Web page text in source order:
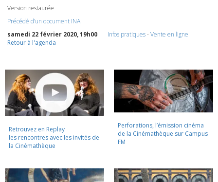
Version restaurée
Précédé d’un document INA
samedi 22 février 2020, 19h00
Infos pratiques-Vente en ligne
Retour à l'agenda
Retrouvez en Replay
les rencontres avec les invités de
la Cinémathèque
Perforations, l’émission cinéma
de la Cinémathèque sur Campus
FM